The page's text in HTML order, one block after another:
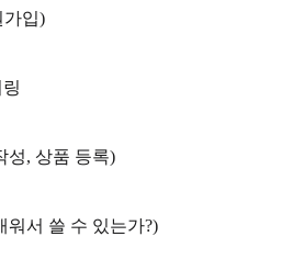
가입)
성, 상품 등록)
워서 쓸 수 있는가?)